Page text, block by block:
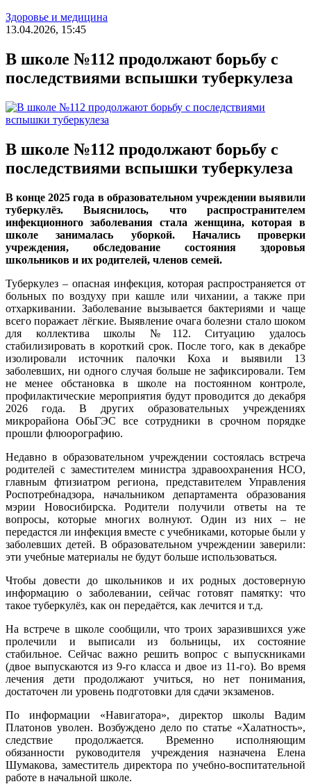
Здоровье и медицина
13.04.2026, 15:45
В школе №112 продолжают борьбу с
последствиями вспышки туберкулеза
В школе №112 продолжают борьбу с
последствиями вспышки туберкулеза
В конце 2025 года в образовательном учреждении выявили
туберкулёз. Выяснилось, что распространителем
инфекционного заболевания стала женщина, которая в
школе занималась уборкой. Начались проверки
учреждения, обследование состояния здоровья
школьников и их родителей, членов семей.
Туберкулез – опасная инфекция, которая распространяется от
больных по воздуху при кашле или чихании, а также при
отхаркивании. Заболевание вызывается бактериями и чаще
всего поражает лёгкие. Выявление очага болезни стало шоком
для коллектива школы №112. Ситуацию удалось
стабилизировать в короткий срок. После того, как в декабре
изолировали источник палочки Коха и выявили 13
заболевших, ни одного случая больше не зафиксировали. Тем
не менее обстановка в школе на постоянном контроле,
профилактические мероприятия будут проводится до декабря
2026 года. В других образовательных учреждениях
микрорайона ОбьГЭС все сотрудники в срочном порядке
прошли флюорографию.
Недавно в образовательном учреждении состоялась встреча
родителей с заместителем министра здравоохранения НСО,
главным фтизиатром региона, представителем Управления
Роспотребнадзора, начальником департамента образования
мэрии Новосибирска. Родители получили ответы на те
вопросы, которые многих волнуют. Один из них – не
передастся ли инфекция вместе с учебниками, которые были у
заболевших детей. В образовательном учреждении заверили:
эти учебные материалы не будут больше использоваться.
Чтобы довести до школьников и их родных достоверную
информацию о заболевании, сейчас готовят памятку: что
такое туберкулёз, как он передаётся, как лечится и т.д.
На встрече в школе сообщили, что троих заразившихся уже
пролечили и выписали из больницы, их состояние
стабильное. Сейчас важно решить вопрос с выпускниками
(двое выпускаются из 9-го класса и двое из 11-го). Во время
лечения дети продолжают учиться, но нет понимания,
достаточен ли уровень подготовки для сдачи экзаменов.
По информации «Навигатора», директор школы Вадим
Платонов уволен. Возбуждено дело по статье «Халатность»,
следствие продолжается. Временно исполняющим
обязанности руководителя учреждения назначена Елена
Шумакова, заместитель директора по учебно-воспитательной
работе в начальной школе.